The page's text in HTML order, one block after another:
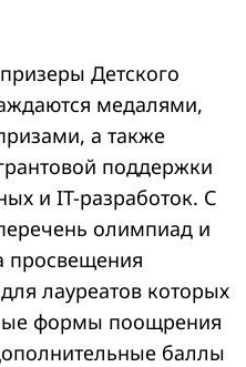
Детского
медалями,
а также
поддержки
и IT-разработок. С
олимпиад и
просвещения
лауреатов которых
формы поощрения
баллы